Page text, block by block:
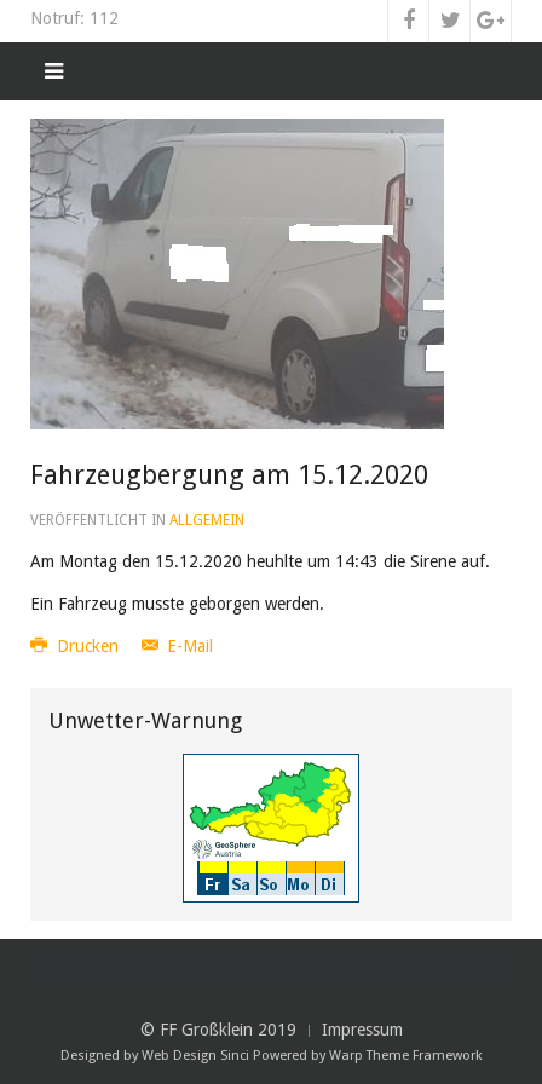
Notruf: 112
Fahrzeugbergung am 15.12.2020
VERÖFFENTLICHT IN ALLGEMEIN
Am Montag den 15.12.2020 heuhlte um 14:43 die Sirene auf.
Ein Fahrzeug musste geborgen werden.
Drucken E-Mail
Unwetter-Warnung
© FF Großklein 2019 Impressum
Designed byWeb Design Sinci Powered byWarp Theme Framework